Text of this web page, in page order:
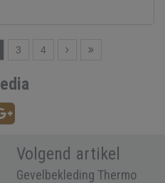
3 4
Volgend artikel
Gevelbekleding Thermo